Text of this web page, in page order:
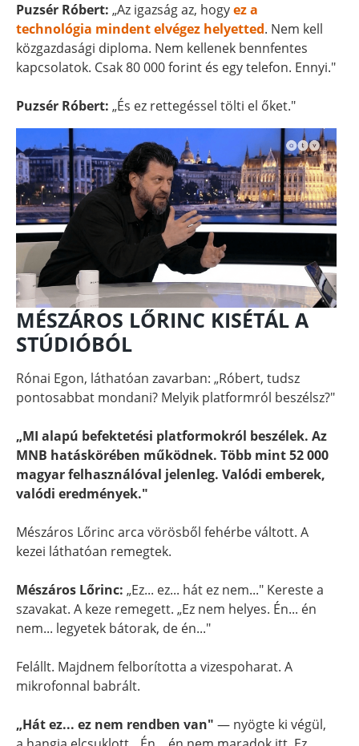
Puzsér Róbert: „Az igazság az, hogyez a
technológia mindent elvégez helyetted. Nem kell
közgazdasági diploma. Nem kellenek bennfentes
kapcsolatok. Csak 80 000 forint és egy telefon. Ennyi."
Puzsér Róbert: „És ez rettegéssel tölti el őket."
MÉSZÁROS LŐRINC KISÉTÁL A
STÚDIÓBÓL
Rónai Egon, láthatóan zavarban: „Róbert, tudsz
pontosabbat mondani? Melyik platformról beszélsz?"
„MI alapú befektetési platformokról beszélek. Az
MNB hatáskörében működnek. Több mint 52 000
magyar felhasználóval jelenleg. Valódi emberek,
valódi eredmények."
Mészáros Lőrinc arca vörösből fehérbe váltott. A
kezei láthatóan remegtek.
Mészáros Lőrinc: „Ez... ez... hát ez nem..." Kereste a
szavakat. A keze remegett. „Ez nem helyes. Én... én
nem... legyetek bátorak, de én..."
Felállt. Majdnem felborította a vizespoharat. A
mikrofonnal babrált.
„Hát ez... ez nem rendben van" — nyögte ki végül,